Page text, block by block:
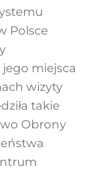
Polsce
miejsca
wizyty
takie
Obrony